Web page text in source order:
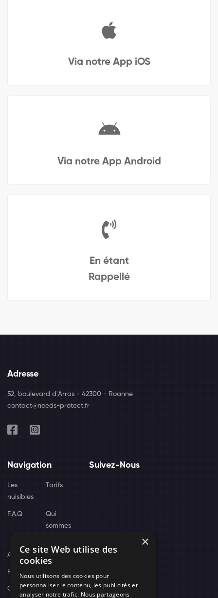
Via notre App iOS
Via notre App Android
En étant
Rappellé
Adresse
52, boulevard d'Arras - 42300 - Roanne
contact@needs-protect.fr
Navigation
Les
nuisibles
Tarifs
F.A.Q
Qui
sommes
Actus
Recrutement
Contact
Suivez-Nous
×
Ce site Web utilise des
cookies
Nous utilisons des cookies pour
personnaliser le contenu, les publicités et
analyser notre trafic. Nous partageons